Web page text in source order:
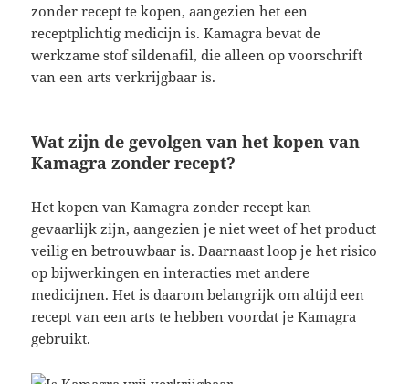
zonder recept te kopen, aangezien het een
receptplichtig medicijn is. Kamagra bevat de
werkzame stof sildenafil, die alleen op voorschrift
van een arts verkrijgbaar is.
Wat zijn de gevolgen van het kopen van
Kamagra zonder recept?
Het kopen van Kamagra zonder recept kan
gevaarlijk zijn, aangezien je niet weet of het product
veilig en betrouwbaar is. Daarnaast loop je het risico
op bijwerkingen en interacties met andere
medicijnen. Het is daarom belangrijk om altijd een
recept van een arts te hebben voordat je Kamagra
gebruikt.